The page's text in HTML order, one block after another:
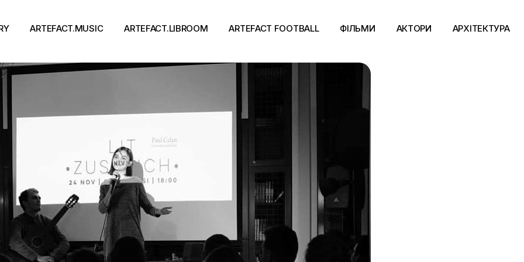
ARTEFACT.MUSIC ARTEFACT.LIBROOM ARTEFACT FOOTBALL ФІЛЬМИ АКТОРИ АРХІТЕКТУРА